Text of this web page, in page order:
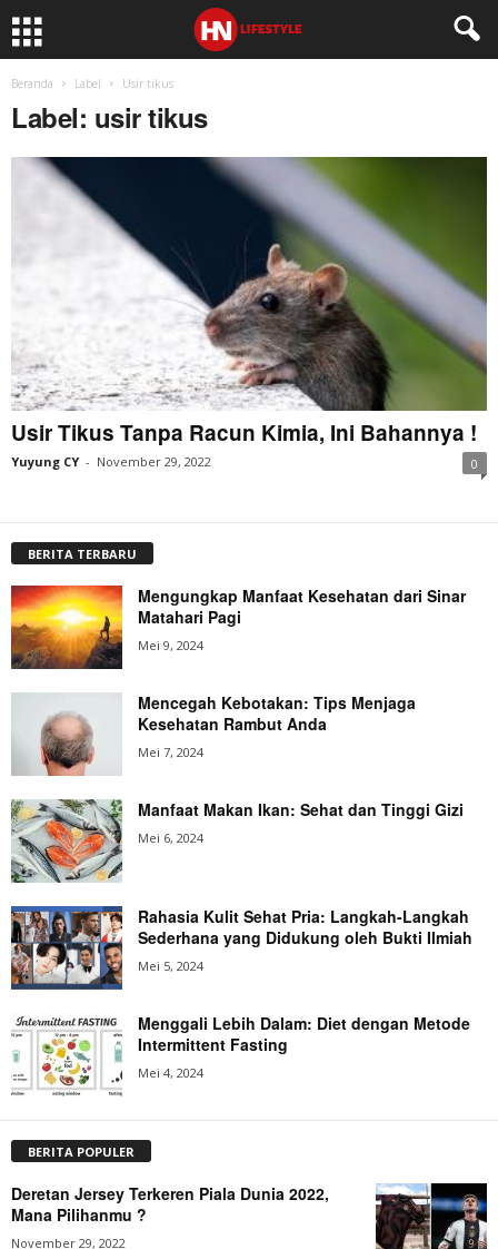
Beranda Label Usir tikus
Label: usir tikus
Usir Tikus Tanpa Racun Kimia, Ini Bahannya !
Yuyung CY - November 29, 2022 0
BERITA TERBARU
Mengungkap Manfaat Kesehatan dari Sinar
Matahari Pagi
Mei 9, 2024
Mencegah Kebotakan: Tips Menjaga
Kesehatan Rambut Anda
Mei 7, 2024
Manfaat Makan Ikan: Sehat dan Tinggi Gizi
Mei 6, 2024
Rahasia Kulit Sehat Pria: Langkah-Langkah
Sederhana yang Didukung oleh Bukti Ilmiah
Mei 5, 2024
Menggali Lebih Dalam: Diet dengan Metode
Intermittent Fasting
Mei 4, 2024
BERITA POPULER
Deretan Jersey Terkeren Piala Dunia 2022,
Mana Pilihanmu ?
November 29, 2022